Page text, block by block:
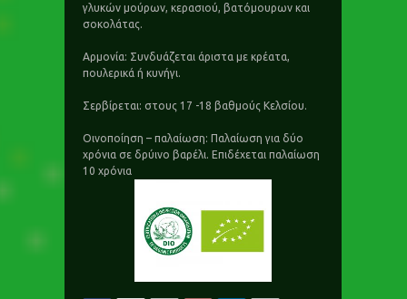
γλυκών μούρων, κερασιού, βατόμουρων και
σοκολάτας.
Αρμονία: Συνδυάζεται άριστα με κρέατα,
πουλερικά ή κυνήγι.
Σερβίρεται: στους 17 -18 βαθμούς Κελσίου.
Οινοποίηση – παλαίωση: Παλαίωση για δύο
χρόνια σε δρύινο βαρέλι. Επιδέχεται παλαίωση
10 χρόνια